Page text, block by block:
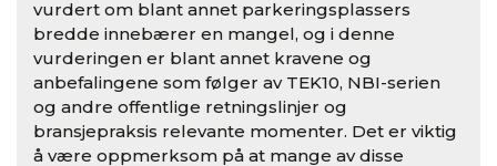
vurdert om blant annet parkeringsplassers
bredde innebærer en mangel, og i denne
vurderingen er blant annet kravene og
anbefalingene som følger av TEK10, NBI-serien
og andre offentlige retningslinjer og
bransjepraksis relevante momenter. Det er viktig
å være oppmerksom på at mange av disse